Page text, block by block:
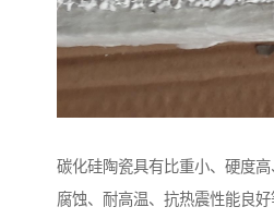
碳化硅陶瓷具有比重小、硬度
腐蚀、耐高温、抗热震性能良